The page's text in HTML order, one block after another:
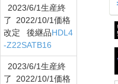
2023/6/1生産終
了 2022/10/1価格
改定 後継品HDL4
-Z22SATB16
2023/6/1生産終
了 2022/10/1価格